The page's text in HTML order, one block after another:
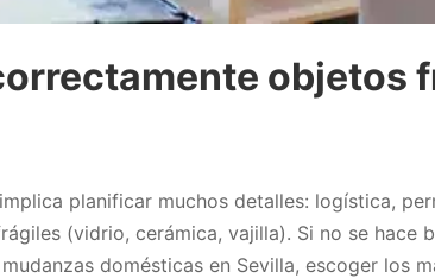
objetos
planificar muchos detalles: logística,
(vidrio, cerámica, vajilla). Si no se
domésticas en Sevilla, escoger los